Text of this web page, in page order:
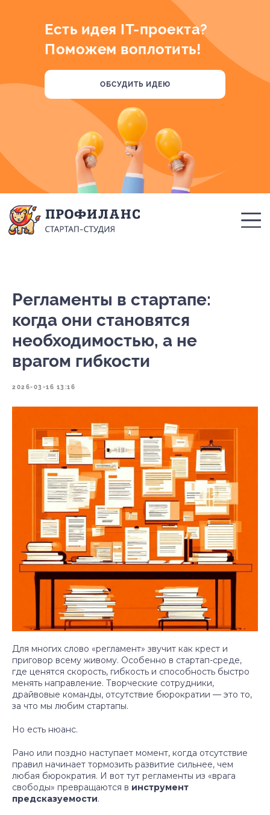
Есть идея IT-проекта?
Поможем воплотить!
ОБСУДИТЬ ИДЕЮ
Регламенты в стартапе:
когда они становятся
необходимостью, а не
врагом гибкости
2026-03-16 13:16
Для многих слово «регламент» звучит как крест и
приговор всему живому. Особенно в стартап-среде,
где ценятся скорость, гибкость и способность быстро
менять направление. Творческие сотрудники,
драйвовые команды, отсутствие бюрократии — это то,
за что мы любим стартапы.
Но есть нюанс.
Рано или поздно наступает момент, когда отсутствие
правил начинает тормозить развитие сильнее, чем
любая бюрократия. И вот тут регламенты из «врага
свободы» превращаются в инструмент
предсказуемости.